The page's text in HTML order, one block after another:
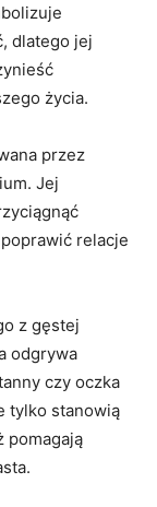
dlatego⁢ jej
życia.
przez
Jej
⁢relacje
‌z gęstej
odgrywa
czy‍ oczka
tylko stanowią
pomagają